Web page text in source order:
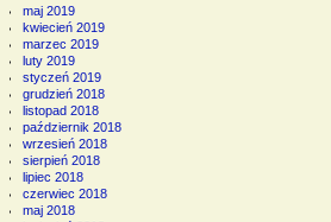
maj 2019
kwiecień 2019
marzec 2019
luty 2019
styczeń 2019
grudzień 2018
listopad 2018
październik 2018
wrzesień 2018
sierpień 2018
lipiec 2018
czerwiec 2018
maj 2018